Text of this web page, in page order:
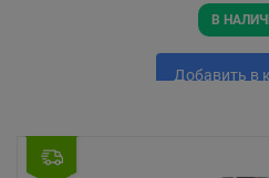
В
Добавить в